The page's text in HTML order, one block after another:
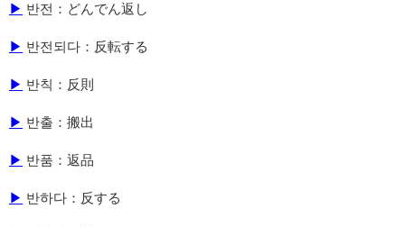
▶ 반전：どんでん返し
▶ 반전되다：反転する
▶ 반칙：反則
▶ 반출：搬出
▶ 반품：返品
▶ 반하다：反する